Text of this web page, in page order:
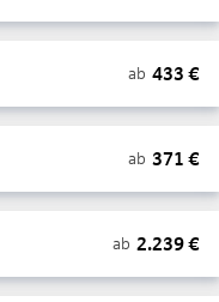
ab 433 €
ab 371 €
ab 2.239€